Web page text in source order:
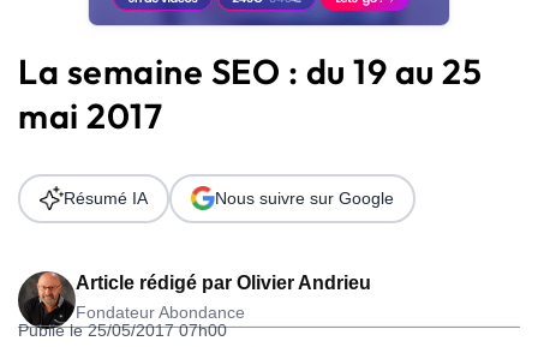
Solutions
Ressources
Audit SEO
La semaine SEO : du 19 au 25
mai 2017
Article rédigé par Olivier Andrieu
Fondateur Abondance
Publié le 25/05/2017 07h00
Résumé IA Nous suivre sur Google